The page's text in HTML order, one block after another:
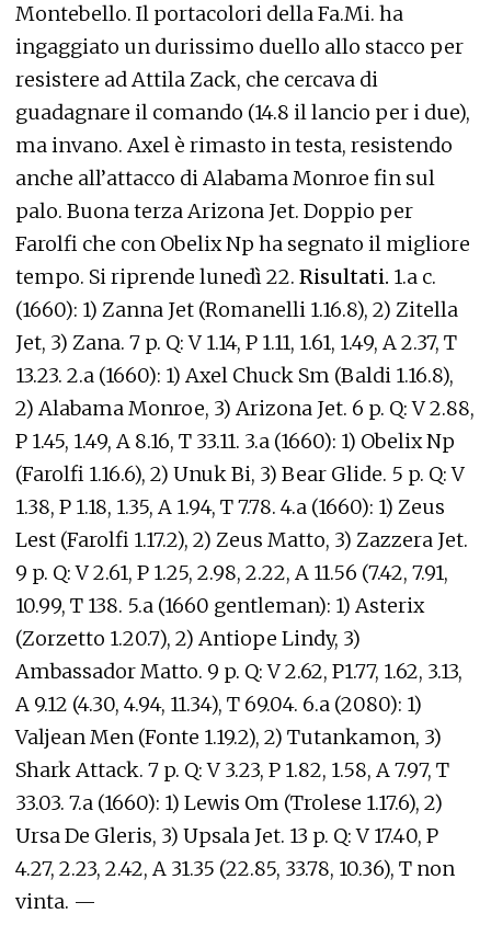
Montebello. Il portacolori della Fa.Mi. ha
ingaggiato un durissimo duello allo stacco per
resistere ad Attila Zack, che cercava di
guadagnare il comando (14.8 il lancio per i due),
ma invano. Axel è rimasto in testa, resistendo
anche all’attacco di Alabama Monroe fin sul
palo. Buona terza Arizona Jet. Doppio per
Farolfi che con Obelix Np ha segnato il migliore
tempo. Si riprende lunedì 22. Risultati. 1.a c.
(1660): 1) Zanna Jet (Romanelli 1.16.8), 2) Zitella
Jet, 3) Zana. 7 p. Q: V 1.14, P 1.11, 1.61, 1.49, A 2.37, T
13.23. 2.a (1660): 1) Axel Chuck Sm (Baldi 1.16.8),
2) Alabama Monroe, 3) Arizona Jet. 6 p. Q: V 2.88,
P 1.45, 1.49, A 8.16, T 33.11. 3.a (1660): 1) Obelix Np
(Farolfi 1.16.6), 2) Unuk Bi, 3) Bear Glide. 5 p. Q: V
1.38, P 1.18, 1.35, A 1.94, T 7.78. 4.a (1660): 1) Zeus
Lest (Farolfi 1.17.2), 2) Zeus Matto, 3) Zazzera Jet.
9 p. Q: V 2.61, P 1.25, 2.98, 2.22, A 11.56 (7.42, 7.91,
10.99, T 138. 5.a (1660 gentleman): 1) Asterix
(Zorzetto 1.20.7), 2) Antiope Lindy, 3)
Ambassador Matto. 9 p. Q: V 2.62, P1.77, 1.62, 3.13,
A 9.12 (4.30, 4.94, 11.34), T 69.04. 6.a (2080): 1)
Valjean Men (Fonte 1.19.2), 2) Tutankamon, 3)
Shark Attack. 7 p. Q: V 3.23, P 1.82, 1.58, A 7.97, T
33.03. 7.a (1660): 1) Lewis Om (Trolese 1.17.6), 2)
Ursa De Gleris, 3) Upsala Jet. 13 p. Q: V 17.40, P
4.27, 2.23, 2.42, A 31.35 (22.85, 33.78, 10.36), T non
vinta. —